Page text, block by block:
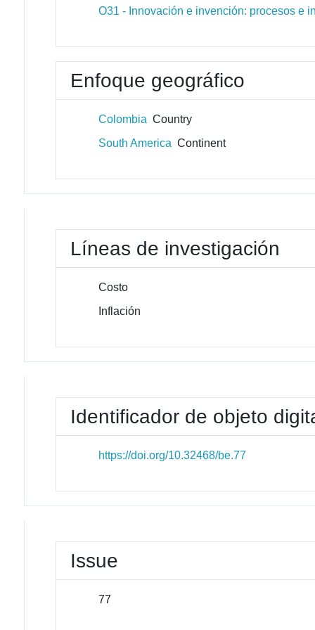
O31 - Innovación e invención: procesos e
Enfoque geográfico
Colombia Country
South America Continent
Líneas de investigación
Costo
Inflación
Identificador de objeto
https://doi.org/10.32468/be.77
Issue
77